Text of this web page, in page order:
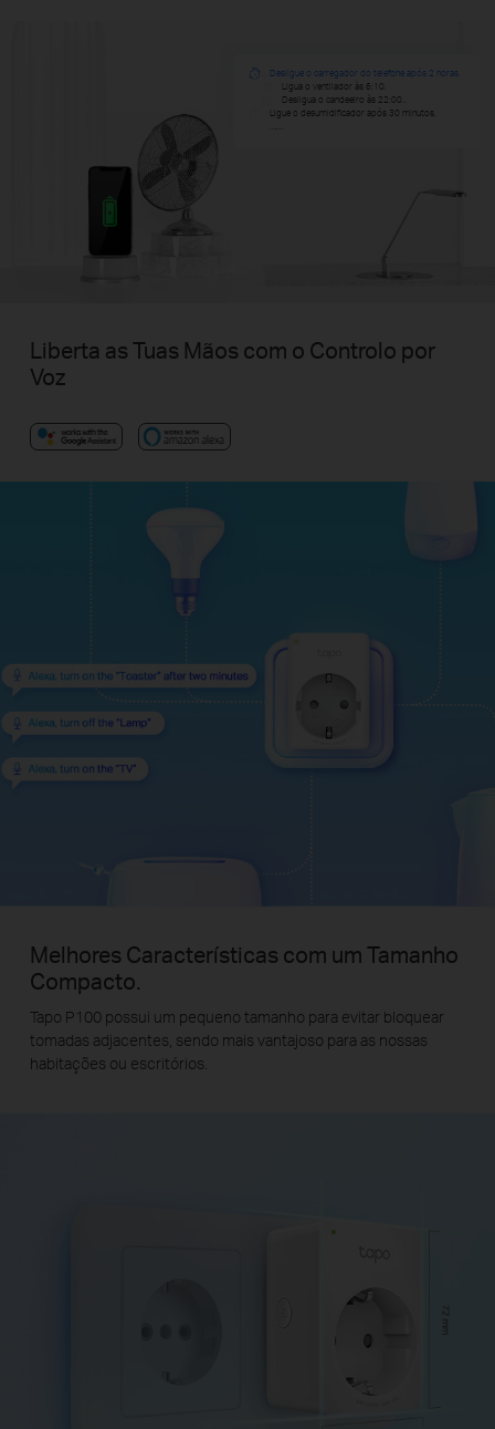
Desligue o carregador do telefone após 2 horas.
Ligua o ventilador às 6:10.
Desligua o candeeiro às 22:00..
Ligue o desumidificador após 30 minutos.
Liberta as Tuas Mãos com o Controlo por
Voz
Melhores Características com um Tamanho
Compacto.
Tapo P100 possui um pequeno tamanho para evitar bloquear
tomadas adjacentes, sendo mais vantajoso para as nossas
habitações ou escritórios.